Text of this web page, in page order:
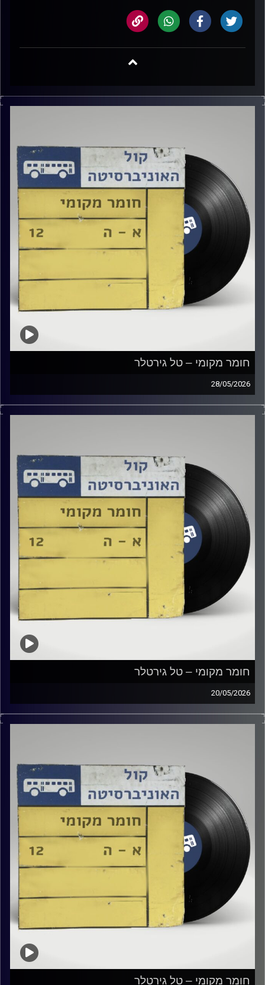
חומר מקומי – טל גירטלר
28/05/2026
שעה של מוזיקה ישראלית עם טל גירטלר
חומר מקומי – טל גירטלר
20/05/2026
שעה של מוזיקה ישראלית עם טל גירטלר
חומר מקומי – טל גירטלר